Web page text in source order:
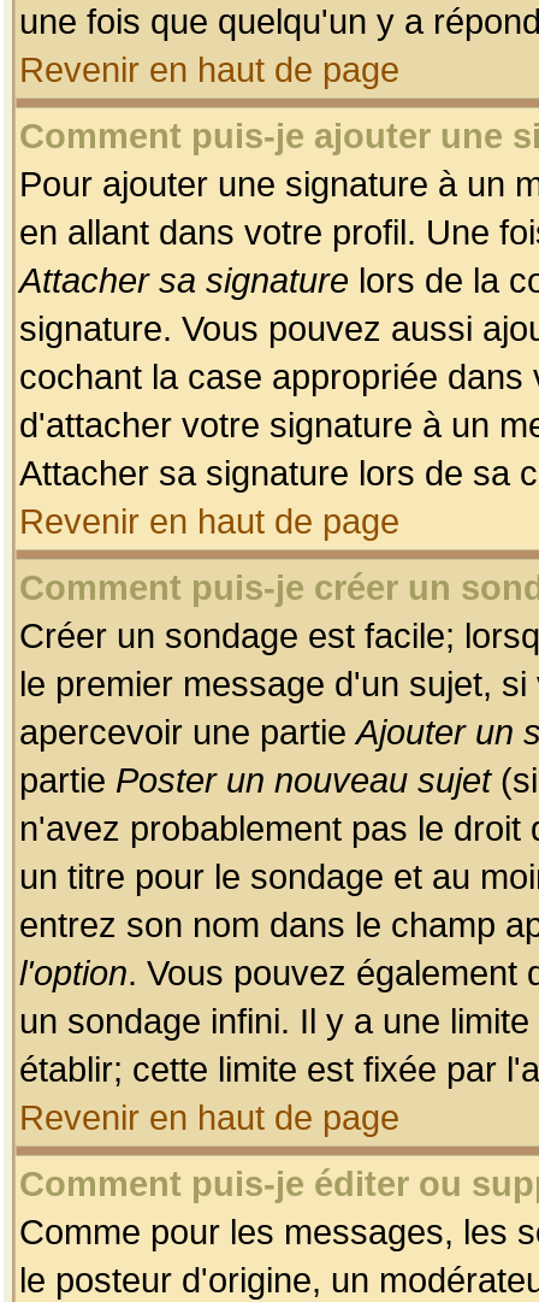
une fois que quelqu'un y a
Revenir en haut de page
Comment puis-je ajouter une
Pour ajouter une signature à un
en allant dans votre profil. Une
Attacher sa signature lors de la
signature. Vous pouvez aussi
cochant la case appropriée
d'attacher votre signature à un
Attacher sa signature lors de sa
Revenir en haut de page
Comment puis-je créer un
Créer un sondage est facile;
le premier message d'un sujet,
apercevoir une partieAjouter un
partie Poster un nouveau sujet(si
n'avez probablement pas le
un titre pour le sondage et au
entrez son nom dans le champ
l'option. Vous pouvez également
un sondage infini. Il y a une
établir; cette limite est fixée par
Revenir en haut de page
Comment puis-je éditer ou
Comme pour les messages, les
le posteur d'origine, un